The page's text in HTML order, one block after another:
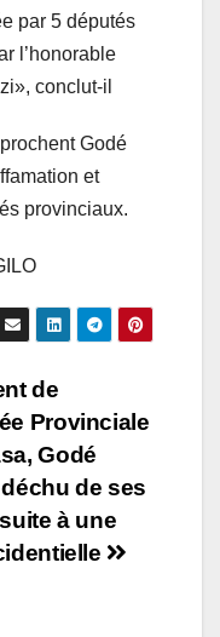
par 5 députés
l’honorable
conclut-il
Godé
et
provinciaux.
de
Provinciale
Godé
de ses
à une